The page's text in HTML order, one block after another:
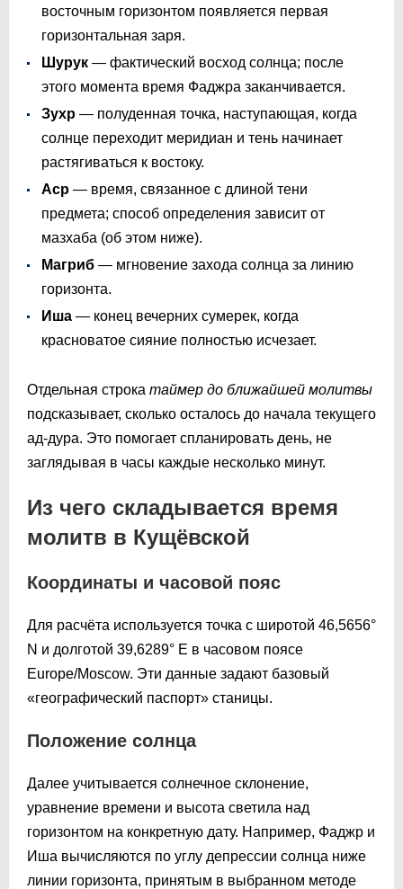
восточным горизонтом появляется первая
горизонтальная заря.
Шурук — фактический восход солнца; после
этого момента время Фаджра заканчивается.
Зухр — полуденная точка, наступающая, когда
солнце переходит меридиан и тень начинает
растягиваться к востоку.
Аср — время, связанное с длиной тени
предмета; способ определения зависит от
мазхаба (об этом ниже).
Магриб — мгновение захода солнца за линию
горизонта.
Иша — конец вечерних сумерек, когда
красноватое сияние полностью исчезает.
Отдельная строка таймер до ближайшей молитвы
подсказывает, сколько осталось до начала текущего
ад-дура. Это помогает спланировать день, не
заглядывая в часы каждые несколько минут.
Из чего складывается время
молитв в Кущёвской
Координаты и часовой пояс
Для расчёта используется точка с широтой 46,5656°
N и долготой 39,6289° E в часовом поясе
Europe/Moscow. Эти данные задают базовый
«географический паспорт» станицы.
Положение солнца
Далее учитывается солнечное склонение,
уравнение времени и высота светила над
горизонтом на конкретную дату. Например, Фаджр и
Иша вычисляются по углу депрессии солнца ниже
линии горизонта, принятым в выбранном методе